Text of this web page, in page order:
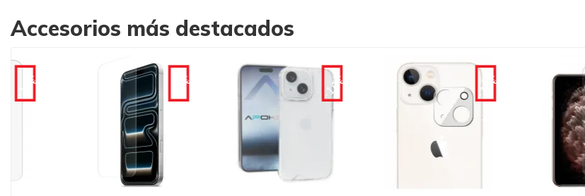
Accesorios más destacados
-10€ -10€ -10€